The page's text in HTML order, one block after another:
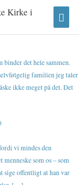
Kirke i
binder det hele sammen.
familien jeg taler
ikke meget på det. Det
vi mindes den
som os – som
sige offentligt at han var